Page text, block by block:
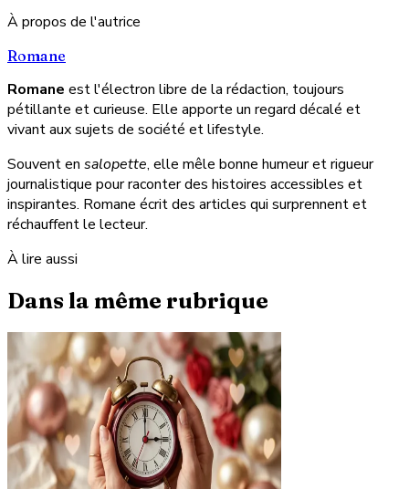
À propos de l'autrice
Romane
Romane est l'électron libre de la rédaction, toujours
pétillante et curieuse. Elle apporte un regard décalé et
vivant aux sujets de société et lifestyle.
Souvent en salopette, elle mêle bonne humeur et rigueur
journalistique pour raconter des histoires accessibles et
inspirantes. Romane écrit des articles qui surprennent et
réchauffent le lecteur.
À lire aussi
Dans la même rubrique